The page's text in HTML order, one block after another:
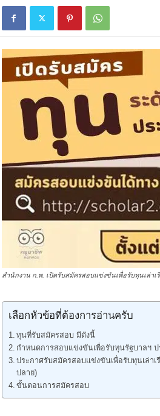
สำนักงาน ก.พ. เปิดรับสมัครสอบแข่งขันเพื่อรับทุนเล่า
เลือกหัวข้อที่ต้องการอ่านครับ
ทุนที่รับสมัครสอบ มีดังนี้
กำหนดการสอบแข่งขันเพื่อรับทุนรัฐบาลฯ
ประกาศรับสมัครสอบแข่งขันเพื่อรับทุนเล่า
ปลาย)
ขั้นตอนการสมัครสอบ